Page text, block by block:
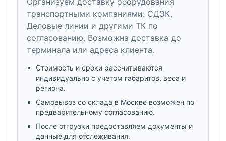
транспортными компаниями: СДЭК,
Деловые линии и другими ТК по
согласованию. Возможна доставка до
терминала или адреса клиента.
Стоимость и сроки рассчитываются
индивидуально с учетом габаритов, веса и
региона.
Самовывоз со склада в Москве возможен по
предварительному согласованию.
После отгрузки предоставляем документы и
данные для отслеживания.